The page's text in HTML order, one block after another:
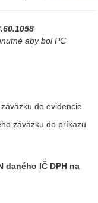
aby bol PC
do evidencie
záväzku do príkazu
daného IČ DPH na